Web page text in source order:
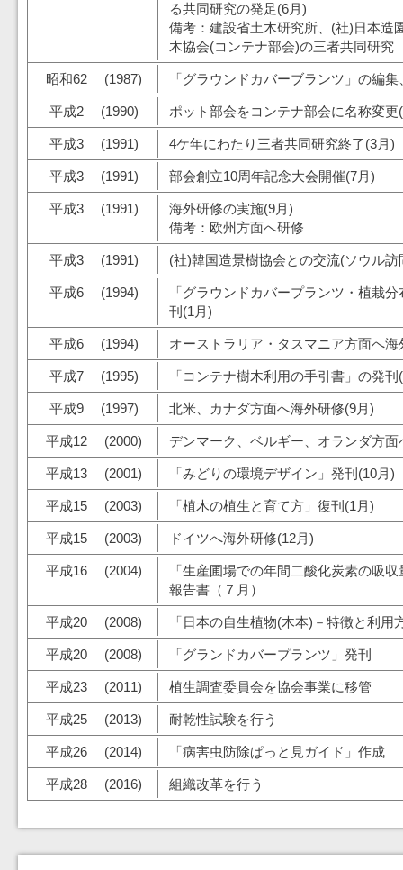
る共同研究の発足(6月)
備考：建設省土木研究所、(社)日本造
木協会(コンテナ部会)の三者共同研究
昭和62 (1987) 「グラウンドカバーブランツ」の編
平成2 (1990) ポット部会をコンテナ部会に名称変更
平成3 (1991) 4ケ年にわたり三者共同研究終了(3月)
平成3 (1991) 部会創立10周年記念大会開催(7月)
平成3 (1991)
海外研修の実施(9月)
備考：欧州方面へ研修
平成3 (1991) (社)韓国造景樹協会との交流(ソウル訪
平成6 (1994)
「グラウンドカバープランツ・植栽
刊(1月)
平成6 (1994) オーストラリア・タスマニア方面へ海
平成7 (1995) 「コンテナ樹木利用の手引書」の発刊
平成9 (1997) 北米、カナダ方面へ海外研修(9月)
平成12 (2000) デンマーク、ベルギー、オランダ方
平成13 (2001) 「みどりの環境デザイン」発刊(10月)
平成15 (2003) 「植木の植生と育て方」復刊(1月)
平成15 (2003) ドイツへ海外研修(12月)
平成16 (2004)
「生産圃場での年間二酸化炭素の吸
報告書（７月）
平成20 (2008) 「日本の自生植物(木本)－特徴と利用
平成20 (2008) 「グランドカバープランツ」発刊
平成23 (2011) 植生調査委員会を協会事業に移管
平成25 (2013) 耐乾性試験を行う
平成26 (2014) 「病害虫防除ぱっと見ガイド」作成
平成28 (2016) 組織改革を行う